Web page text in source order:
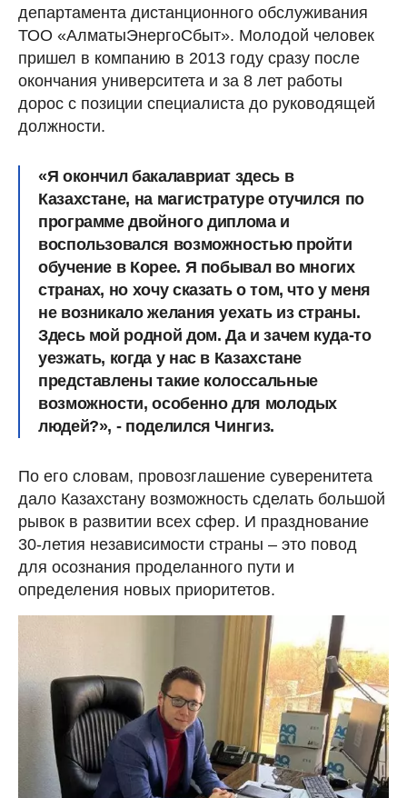
департамента дистанционного обслуживания
ТОО «АлматыЭнергоСбыт». Молодой человек
пришел в компанию в 2013 году сразу после
окончания университета и за 8 лет работы
дорос с позиции специалиста до руководящей
должности.
«Я окончил бакалавриат здесь в
Казахстане, на магистратуре отучился по
программе двойного диплома и
воспользовался возможностью пройти
обучение в Корее. Я побывал во многих
странах, но хочу сказать о том, что у меня
не возникало желания уехать из страны.
Здесь мой родной дом. Да и зачем куда-то
уезжать, когда у нас в Казахстане
представлены такие колоссальные
возможности, особенно для молодых
людей?», - поделился Чингиз.
По его словам, провозглашение суверенитета
дало Казахстану возможность сделать большой
рывок в развитии всех сфер. И празднование
30-летия независимости страны – это повод
для осознания проделанного пути и
определения новых приоритетов.